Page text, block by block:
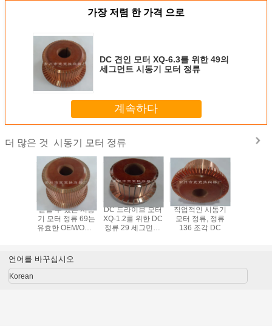
가장 저렴 한 가격 으로
DC 견인 모터 XQ-6.3를 위한 49의
세그먼트 시동기 모터 정류
계속하다
더 많은 것 시동기 모터 정류
믿을 수 있는 시동
기 모터 정류 69는
유효한 OEM/ODM
DC 드라이브 모터
XQ-1.2를 위한 DC
정류 29 세그먼트/
직업적인 시동기
모터 정류, 정류
136 조각 DC
언어를 바꾸십시오
Korean